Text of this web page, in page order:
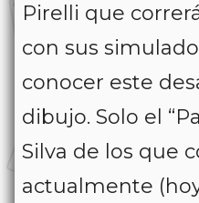
Pirelli que
con sus
conocer este
dibujo. Solo el
Silva de los que
actualmente